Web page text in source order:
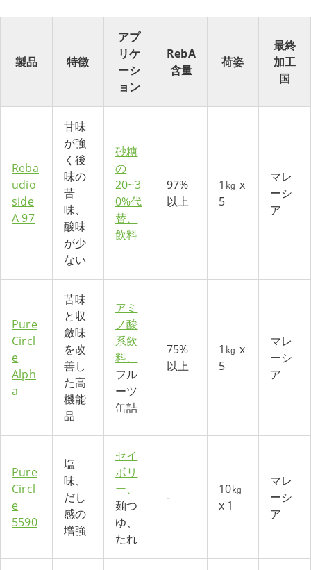
製品 特徴
アプ
リケ
ーシ
ョン
RebA
含量
荷姿
最終
加工
国
Reba
udio
side
A 97
甘味
が強
く後
味の
苦
味、
酸味
が少
ない
砂糖
の
20~3
0%代
替、
飲料
97%
以上
1㎏ x
5
マレ
ーシ
ア
Pure
Circl
e
Alph
a
苦味
と収
斂味
を改
善し
た高
機能
品
アミ
ノ酸
系飲
料、
フル
ーツ
缶詰
75%
以上
1㎏ x
5
マレ
ーシ
ア
Pure
Circl
e
5590
塩
味、
だし
感の
増強
セイ
ボリ
ー、
麺つ
ゆ、
たれ
-
10㎏
x 1
マレ
ーシ
ア